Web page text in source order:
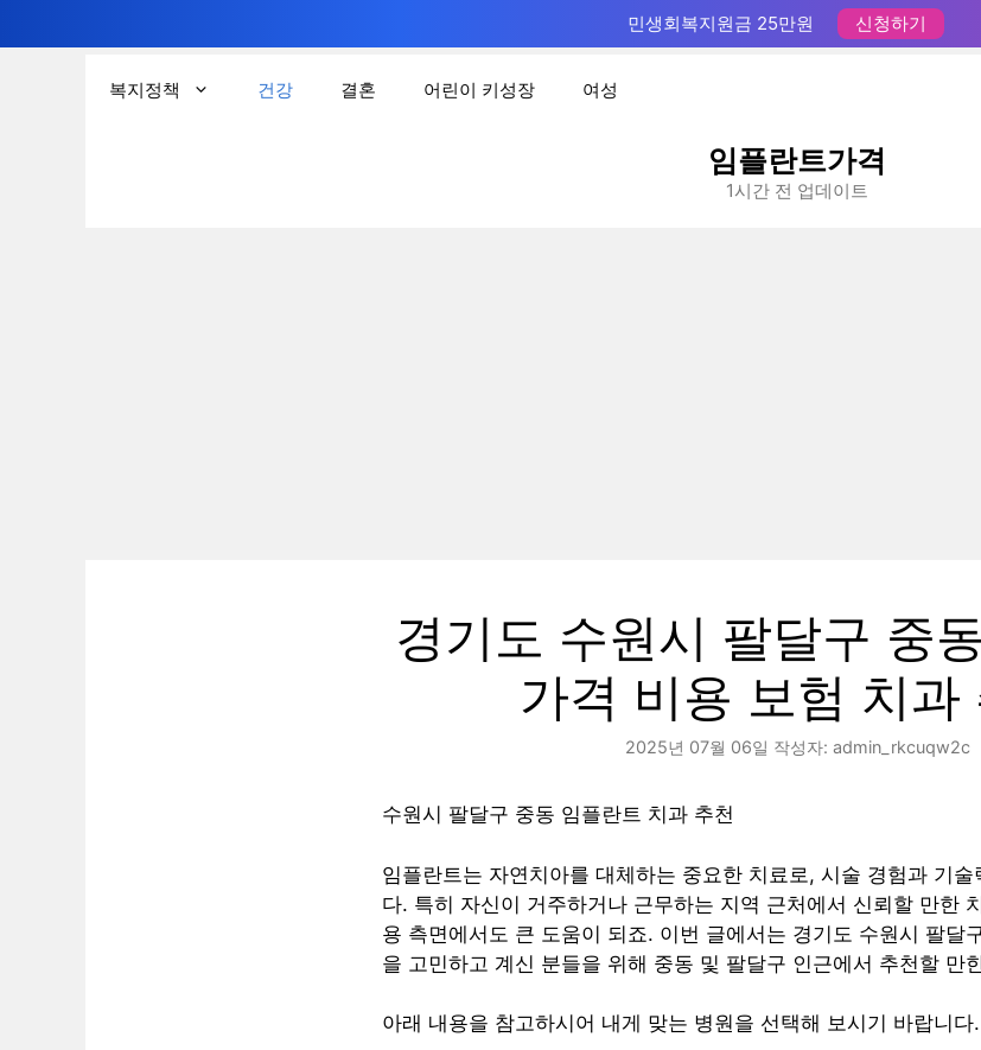
민생회복지원금 25만원 신청하기
복지정책 건강 결혼 어린이 키성장 여성
임플란트가격
1시간 전 업데이트
경기도 수원시 팔달구 중
가격 비용 보험 치과
2025년 07월 06일 작성자: admin_rkcuqw2c
수원시 팔달구 중동 임플란트 치과 추천
임플란트는 자연치아를 대체하는 중요한 치료로, 시술 경험과 기
다. 특히 자신이 거주하거나 근무하는 지역 근처에서 신뢰할 만한
용 측면에서도 큰 도움이 되죠. 이번 글에서는 경기도 수원시 팔달
을 고민하고 계신 분들을 위해 중동 및 팔달구 인근에서 추천할 만
아래 내용을 참고하시어 내게 맞는 병원을 선택해 보시기 바랍니다.